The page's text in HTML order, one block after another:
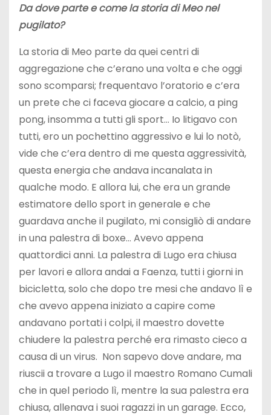
Da dove parte e come la storia di Meo nel
pugilato?
La storia di Meo parte da quei centri di
aggregazione che c’erano una volta e che oggi
sono scomparsi; frequentavo l’oratorio e c’era
un prete che ci faceva giocare a calcio, a ping
pong, insomma a tutti gli sport… Io litigavo con
tutti, ero un pochettino aggressivo e lui lo notò,
vide che c’era dentro di me questa aggressività,
questa energia che andava incanalata in
qualche modo. E allora lui, che era un grande
estimatore dello sport in generale e che
guardava anche il pugilato, mi consigliò di andare
in una palestra di boxe… Avevo appena
quattordici anni. La palestra di Lugo era chiusa
per lavori e allora andai a Faenza, tutti i giorni in
bicicletta, solo che dopo tre mesi che andavo lì e
che avevo appena iniziato a capire come
andavano portati i colpi, il maestro dovette
chiudere la palestra perché era rimasto cieco a
causa di un virus. Non sapevo dove andare, ma
riuscii a trovare a Lugo il maestro Romano Cumali
che in quel periodo lì, mentre la sua palestra era
chiusa, allenava i suoi ragazzi in un garage. Ecco,